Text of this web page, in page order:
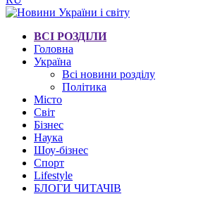
ВСІ РОЗДІЛИ
Головна
Україна
Всі новини розділу
Політика
Місто
Світ
Бізнес
Наука
Шоу-бізнес
Спорт
Lifestyle
БЛОГИ ЧИТАЧІВ